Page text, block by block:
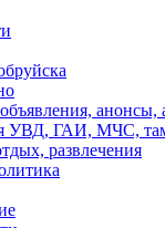
анонсы,
УВД, ГАИ, МЧС,
развлечения